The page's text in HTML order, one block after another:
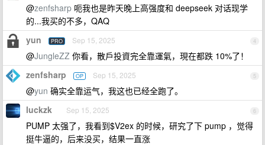
@zenfsharp 呃我也是昨天晚上高强度和 deepseek 对话现学
的...我买的不多，QAQ
4
yun PRO Sep 15, 2025
@JungleZZ 你看，散戶投資完全靠運氣，現在都跌 10%了！
5
zenfsharp OP Sep 15, 2025
@yun 确实全靠运气，我这也已经全跑了。
6
luckzk Sep 15, 2025
PUMP 太强了，我看到$V2ex 的时候，研究了下 pump ，觉得
挺牛逼的，后来没买，结果一直涨